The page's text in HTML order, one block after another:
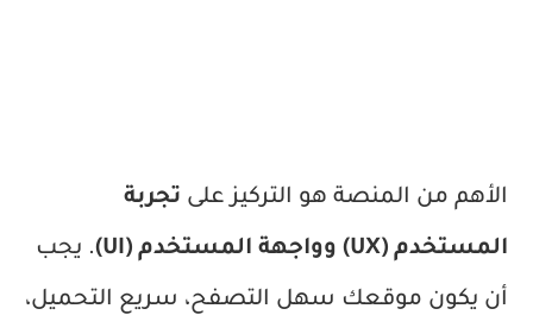
الأهم من المنصة هو التركيز على تجربة
المستخدم (UX) وواجهة المستخدم (UI) . يجب
أن يكون موقعك سهل التصفح، سريع التحميل،